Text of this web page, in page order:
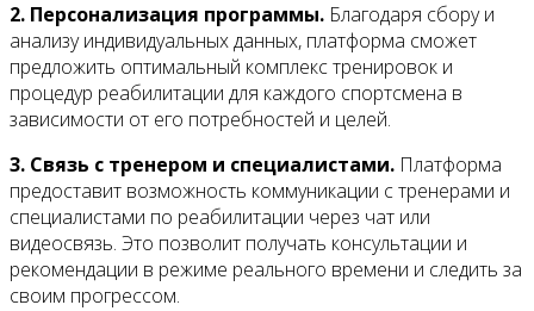
2. Персонализация программы. Благодаря сбору и
анализу индивидуальных данных, платформа сможет
предложить оптимальный комплекс тренировок и
процедур реабилитации для каждого спортсмена в
зависимости от его потребностей и целей.
3. Связь с тренером и специалистами. Платформа
предоставит возможность коммуникации с тренерами и
специалистами по реабилитации через чат или
видеосвязь. Это позволит получать консультации и
рекомендации в режиме реального времени и следить за
своим прогрессом.